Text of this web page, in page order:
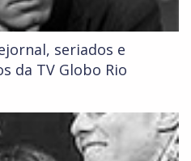
seriados e
da TV Globo Rio